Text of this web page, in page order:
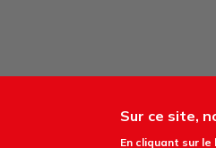
Site développé par
Sur ce site,
En cliquant sur